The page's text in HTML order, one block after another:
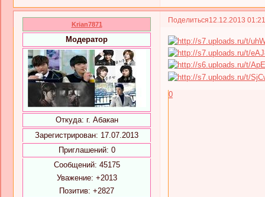
Поделиться12.12.2013
Krian7871
Модератор
Откуда: г. Абакан
Зарегистрирован: 17.07.2013
Приглашений: 0
Сообщений: 45175
Уважение: +2013
Позитив: +2827
0